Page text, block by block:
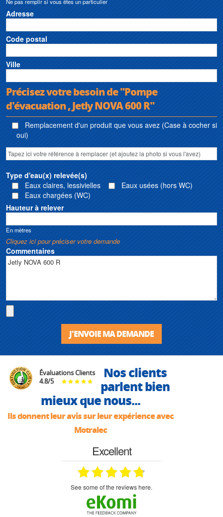
Adresse
Code postal
Ville
Précisez votre besoin de "Pompe
d'évacuation , Jetly NOVA 600 R"
Remplacement d'un produit que vous avez (Case à cocher si
oui)
Type d'eau(x) relevée(s)
Eaux claires, lessivielles
Eaux usées (hors WC)
Eaux chargées (WC)
Hauteur à relever
En mètres
Cliquez ici pour préciser votre demande
Commentaires
J'ENVOIE MA DEMANDE
Évaluations Clients
4.8/5
Nos clients
parlent bien
mieux que nous...
Ils donnent leur avis sur leur expérience avec
Motralec
Excellent
see some of the reviews here.